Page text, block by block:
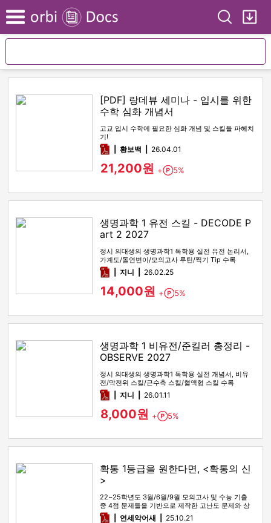
Menu Search
[PDF] 랑데뷰 세미나 - 입시를 위한
수학 심화 개념서
고교 입시 수학에 필요한 심화 개념 및 스킬들 파헤치
기!
pdf황보백 26.04.01
21,200원 + Point
5%
생명과학 1 유전 스킬 - DECODE P
art 2 2027
정시 의대생의 생명과학1 독학용 실전 유전 논리서,
가계도/돌연변이/모의고사 루틴/찍기 Tip 수록
pdf지니 26.02.25
14,000원 + Point
5%
생명과학 1 비유전/준킬러 총정리 -
OBSERVE 2027
정시 의대생의 생명과학1 독학용 실전 개념서, 비유
전/막전위 스킬/근수축 스킬/혈액형 스킬 수록
pdf지니 26.01.11
8,000원 + Point
5%
확통 1등급을 원한다면, <확통의 신
>
22~25학년도 3월/6월/9월 모의고사 및 수능 기출
중 4점 문제들을 기반으로 제작한 고난도 문제와 상
세한 해설
pdf연세악어새 25.10.21